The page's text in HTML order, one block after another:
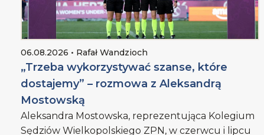
06.08.2026 • Rafał Wandzioch
„Trzeba wykorzystywać szanse, które
dostajemy” – rozmowa z Aleksandrą
Mostowską
Aleksandra Mostowska, reprezentująca Kolegium
Sędziów Wielkopolskiego ZPN, w czerwcu i lipcu